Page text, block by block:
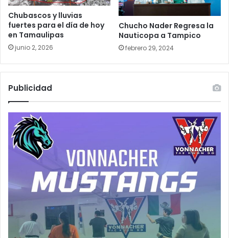
Chubascos y lluvias
fuertes para el día de hoy
en Tamaulipas
junio 2, 2026
Chucho Nader Regresa la
Nauticopa a Tampico
febrero 29, 2024
Publicidad